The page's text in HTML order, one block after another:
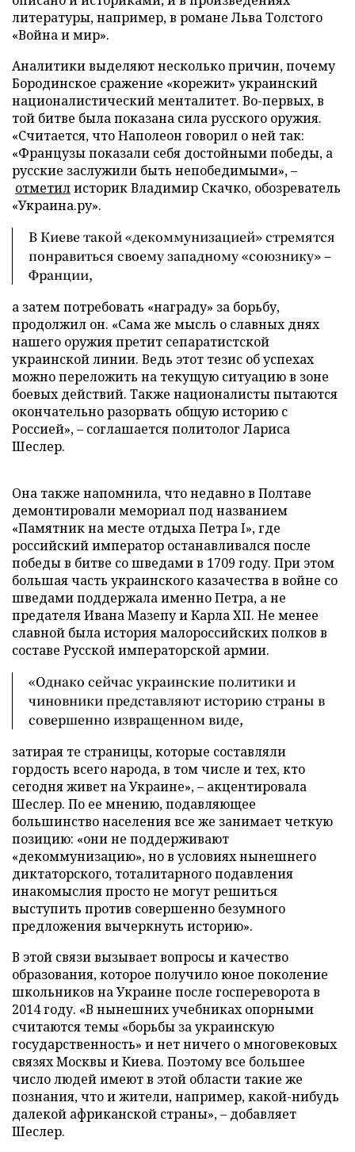
литературы, например, в романе Льва Толстого
«Война и мир».
Аналитики выделяют несколько причин, почему
Бородинское сражение «корежит» украинский
националистический менталитет. Во-первых, в
той битве была показана сила русского оружия.
«Считается, что Наполеон говорил о ней так:
«Французы показали себя достойными победы, a
русские заслужили быть непобедимыми», –
отметилисторик Владимир Скачко, обозреватель
«Украина.ру».
В Киеве такой «декоммунизацией» стремятся
понравиться своему западному «союзнику» –
Франции,
а затем потребовать «награду» за борьбу,
продолжил он. «Сама же мысль о славных днях
нашего оружия претит сепаратистской
украинской линии. Ведь этот тезис об успехах
можно переложить на текущую ситуацию в зоне
боевых действий. Также националисты пытаются
окончательно разорвать общую историю с
Россией», – соглашается политолог Лариса
Шеслер.
Она также напомнила, что недавно в Полтаве
демонтировали мемориал под названием
«Памятник на месте отдыха Петра I», где
российский император останавливался после
победы в битве со шведами в 1709 году. При этом
большая часть украинского казачества в войне со
шведами поддержала именно Петра, а не
предателя Ивана Мазепу и Карла XII. Не менее
славной была история малороссийских полков в
составе Русской императорской армии.
«Однако сейчас украинские политики и
чиновники представляют историю страны в
совершенно извращенном виде,
затирая те страницы, которые составляли
гордость всего народа, в том числе и тех, кто
сегодня живет на Украине», – акцентировала
Шеслер. По ее мнению, подавляющее
большинство населения все же занимает четкую
позицию: «они не поддерживают
«декоммунизацию», но в условиях нынешнего
диктаторского, тоталитарного подавления
инакомыслия просто не могут решиться
выступить против совершенно безумного
предложения вычеркнуть историю».
В этой связи вызывает вопросы и качество
образования, которое получило юное поколение
школьников на Украине после госпереворота в
2014 году. «В нынешних учебниках опорными
считаются темы «борьбы за украинскую
государственность» и нет ничего о многовековых
связях Москвы и Киева. Поэтому все большее
число людей имеют в этой области такие же
познания, что и жители, например, какой-нибудь
далекой африканской страны», – добавляет
Шеслер.